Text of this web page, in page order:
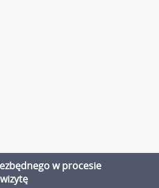
w procesie